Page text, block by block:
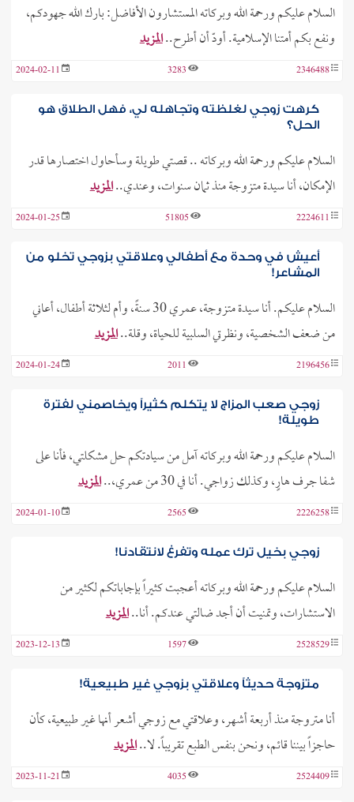
السلام عليكم ورحمة الله وبركاته المستشارون الأفاضل: بارك الله جهودكم،
ونفع بكم أمتنا الإسلامية. أودّ أن أطرح..المزيد
2346488
3283
2024-02-11
كرهت زوجي لغلظته وتجاهله لي، فهل الطلاق هو
الحل؟
السلام عليكم ورحمة الله وبركاته .. قصتي طويلة وسأحاول اختصارها قدر
الإمكان، أنا سيدة متزوجة منذ ثمان سنوات، وعندي..المزيد
2224611
51805
2024-01-25
أعيش في وحدة مع أطفالي وعلاقتي بزوجي تخلو من
المشاعر!
السلام عليكم. أنا سيدة متزوجة، عمري 30 سنةً، وأم لثلاثة أطفال، أعاني
من ضعف الشخصية، ونظرتي السلبية للحياة، وقلة..المزيد
2196456
2011
2024-01-24
زوجي صعب المزاج لا يتكلم كثيراً ويخاصمني لفترة
طويلة!
السلام عليكم ورحمة الله وبركاته آمل من سيادتكم حل مشكلتي، فأنا على
شفا جرف هارٍ، وكذلك زواجي. أنا في 30 من عمري،..
المزيد
2226258
2565
2024-01-10
زوجي بخيل ترك عمله وتفرغ لانتقادنا!
السلام عليكم ورحمة الله وبركاته أعجبت كثيراً بإجاباتكم لكثير من
الاستشارات، وتمنيت أن أجد ضالتي عندكم. أنا..المزيد
2528529
1597
2023-12-13
متزوجة حديثاً وعلاقتي بزوجي غير طبيعية!
أنا متروجة منذ أربعة أشهر، وعلاقتي مع زوجي أشعر أنها غير طبيعية، كأن
حاجزاً بيننا قائم، ونحن بنفس الطبع تقريباً. لا..المزيد
2524409
4035
2023-11-21